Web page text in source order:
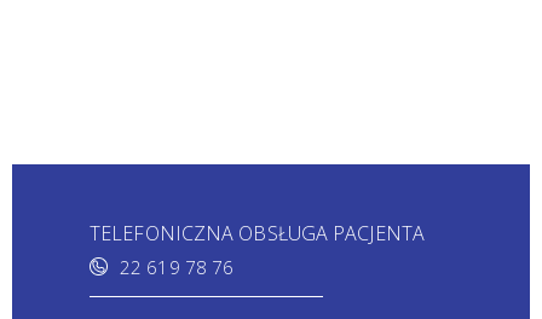
TELEFONICZNA OBSŁUGA PACJENTA
22 619 78 76